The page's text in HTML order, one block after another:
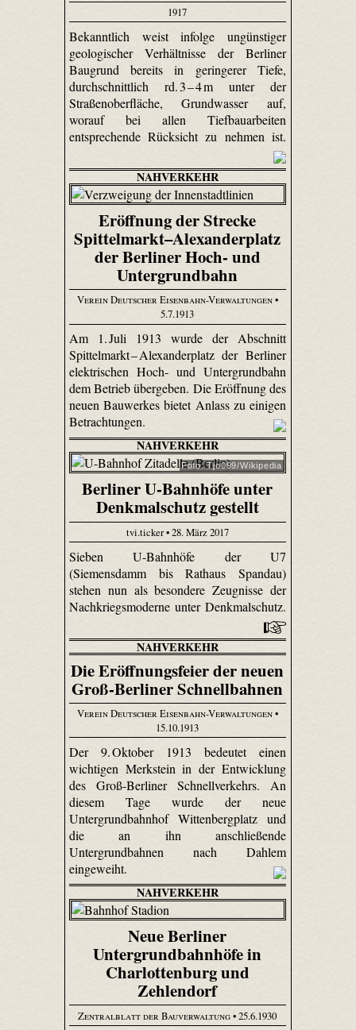
1917
Bekanntlich weist infolge ungünstiger
geologischer Verhältnisse der Berliner
Baugrund bereits in geringerer Tiefe,
durchschnittlich rd. 3 – 4 m unter der
Straßenoberfläche, Grundwasser auf,
worauf bei allen Tiefbauarbeiten
entsprechende Rücksicht zu nehmen ist.
NAHVERKEHR
Eröffnung der Strecke
Spittelmarkt–Alexanderplatz
der Berliner Hoch- und
Untergrundbahn
Verein Deutscher Eisenbahn-Verwaltungen•
5.7.1913
Am 1. Juli 1913 wurde der Abschnitt
Spittel­markt – Alexander­platz der Berliner
elektrischen Hoch- und Untergrundbahn
dem Betrieb übergeben. Die Eröffnung des
neuen Bauwerkes bietet Anlass zu einigen
Betrachtungen.
NAHVERKEHR
Foto: Tjo099/Wikipedia
Berliner U-Bahnhöfe unter
Denkmalschutz gestellt
tvi.ticker • 28. März 2017
Sieben U-Bahnhöfe der U7
(Siemensdamm bis Rathaus Spandau)
stehen nun als besondere Zeugnisse der
Nachkriegsmoderne unter Denkmalschutz.
NAHVERKEHR
Die Eröffnungsfeier der neuen
Groß-Berliner Schnellbahnen
Verein Deutscher Eisenbahn-Verwaltungen•
15.10.1913
Der 9. Oktober 1913 bedeutet einen
wichtigen Merkstein in der Entwicklung
des Groß-Berliner Schnellverkehrs. An
diesem Tage wurde der neue
Untergrundbahnhof Wittenbergplatz und
die an ihn anschließende
Untergrundbahnen nach Dahlem
eingeweiht.
NAHVERKEHR
Neue Berliner
Untergrundbahnhöfe in
Charlottenburg und
Zehlendorf
Zentralblatt der Bauverwaltung• 25.6.1930